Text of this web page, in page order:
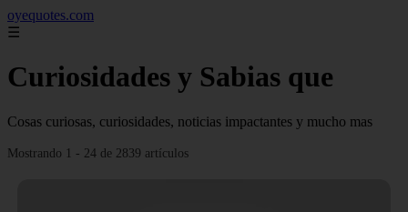
oyequotes.com
☰
Curiosidades y Sabias que
Cosas curiosas, curiosidades, noticias impactantes y mucho mas
Mostrando 1 - 24 de 2839 artículos